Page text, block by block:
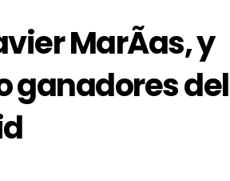
MarÃ­as, y
ganadores del